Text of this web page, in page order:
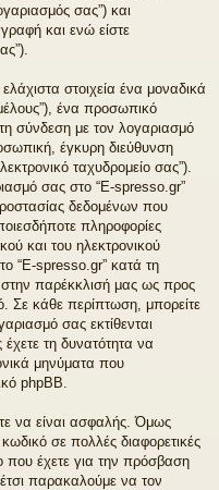
σας”) και
και ενώ είστε
στοιχεία ένα μοναδικά
ένα προσωπικό
σύνδεση με τον λογαριασμό
έγκυρη διεύθυνση
ταχυδρομείο σας”).
σας στο “E-spresso.gr”
δεδομένων που
πληροφορίες
και του ηλεκτρονικού
“E-spresso.gr” κατά τη
στην παρέκκλισή μας ως προς
Σε κάθε περίπτωση, μπορείτε
σας εκτίθενται
τη δυνατότητα να
μηνύματα που
phpBB.
να είναι ασφαλής. Όμως
κωδικό σε πολλές διαφορετικές
που έχετε για την πρόσβαση
παρακαλούμε να τον